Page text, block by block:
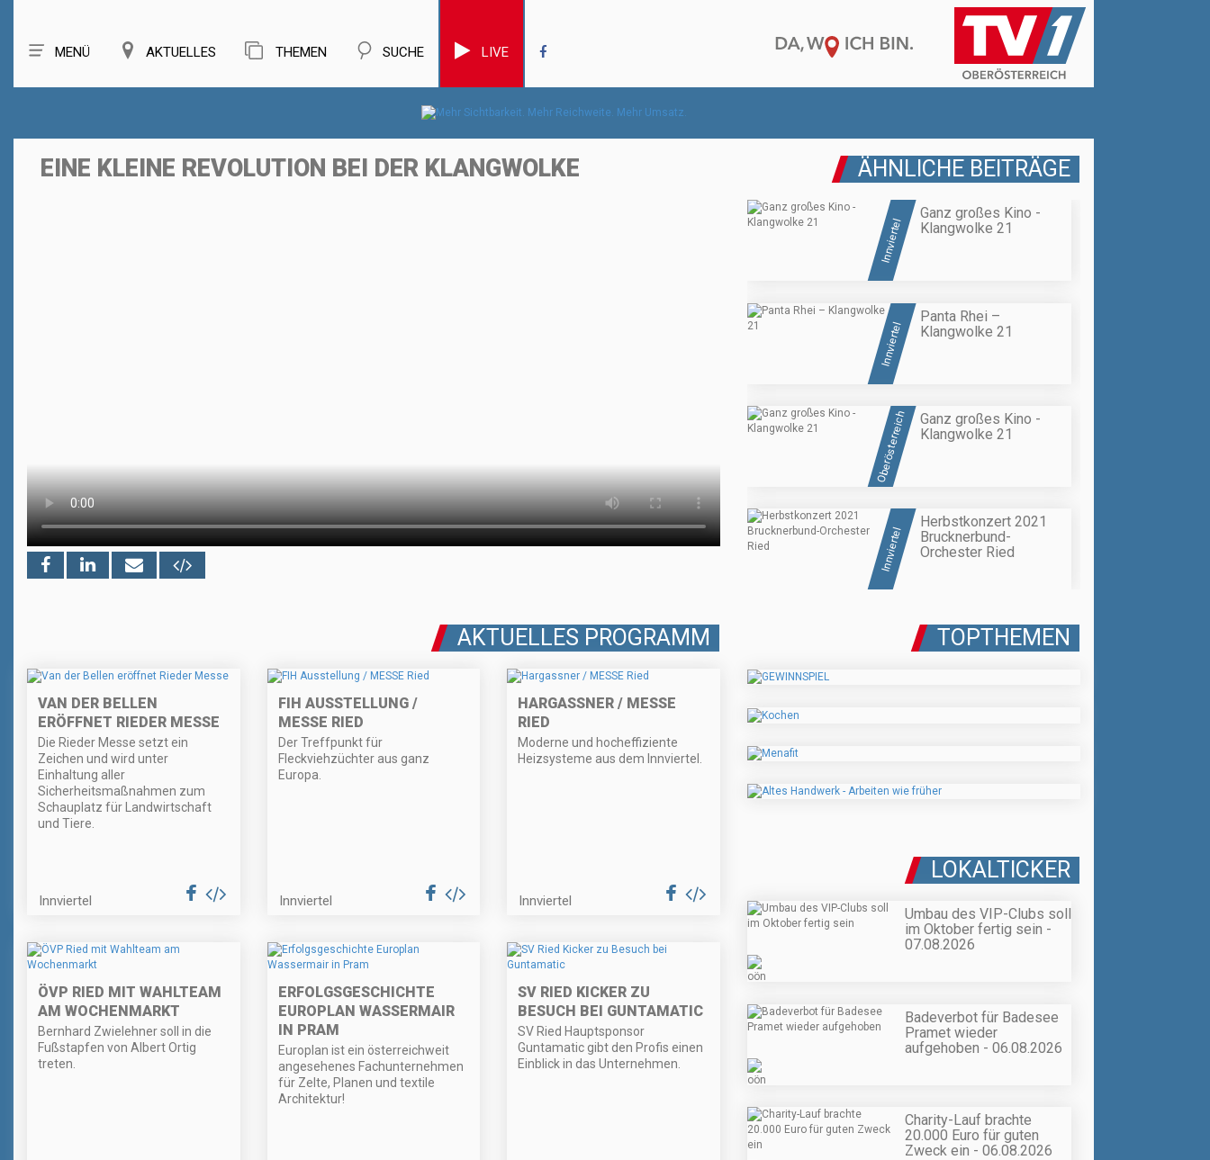
MENÜ AKTUELLES THEMEN SUCHE LIVE
EINE KLEINE REVOLUTION BEI DER KLANGWOLKE ÄHNLICHE BEITRÄGE
Innviertel
Ganz großes Kino -
Klangwolke 21
Innviertel
Panta Rhei –
Klangwolke 21
Oberösterreich
Ganz großes Kino -
Klangwolke 21
Innviertel
Herbstkonzert 2021
Brucknerbund-
Orchester Ried
AKTUELLES PROGRAMM
VAN DER BELLEN
ERÖFFNET RIEDER MESSE
Die Rieder Messe setzt ein
Zeichen und wird unter
Einhaltung aller
Sicherheitsmaßnahmen zum
Schauplatz für Landwirtschaft
und Tiere.
Innviertel
FIH AUSSTELLUNG /
MESSE RIED
Der Treffpunkt für
Fleckviehzüchter aus ganz
Europa.
Innviertel
HARGASSNER / MESSE
RIED
Moderne und hocheffiziente
Heizsysteme aus dem Innviertel.
Innviertel
ÖVP RIED MIT WAHLTEAM
AM WOCHENMARKT
Bernhard Zwielehner soll in die
Fußstapfen von Albert Ortig
treten.
ERFOLGSGESCHICHTE
EUROPLAN WASSERMAIR
IN PRAM
Europlan ist ein österreichweit
angesehenes Fachunternehmen
für Zelte, Planen und textile
Architektur!
SV RIED KICKER ZU
BESUCH BEI GUNTAMATIC
SV Ried Hauptsponsor
Guntamatic gibt den Profis einen
Einblick in das Unternehmen.
TOPTHEMEN
LOKALTICKER
Umbau des VIP-Clubs soll
im Oktober fertig sein -
07.08.2026
Badeverbot für Badesee
Pramet wieder
aufgehoben - 06.08.2026
Charity-Lauf brachte
20.000 Euro für guten
Zweck ein - 06.08.2026